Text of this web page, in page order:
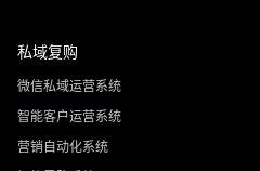
私域复购
微信私域运营系统
智能客户运营系统
营销自动化系统